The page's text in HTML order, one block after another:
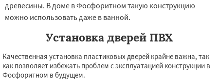
древесины. В доме в Фосфоритном такую конструкцию
можно использовать даже в ванной.
Установка дверей ПВХ
Качественная установка пластиковых дверей крайне важна, так
как позволяет избежать проблем с эксплуатацией конструкции в
Фосфоритном в будущем.